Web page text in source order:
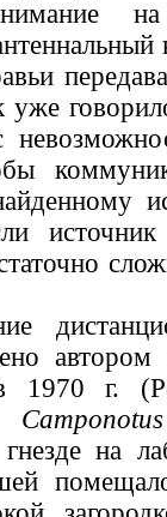
автором
1970 г.
на